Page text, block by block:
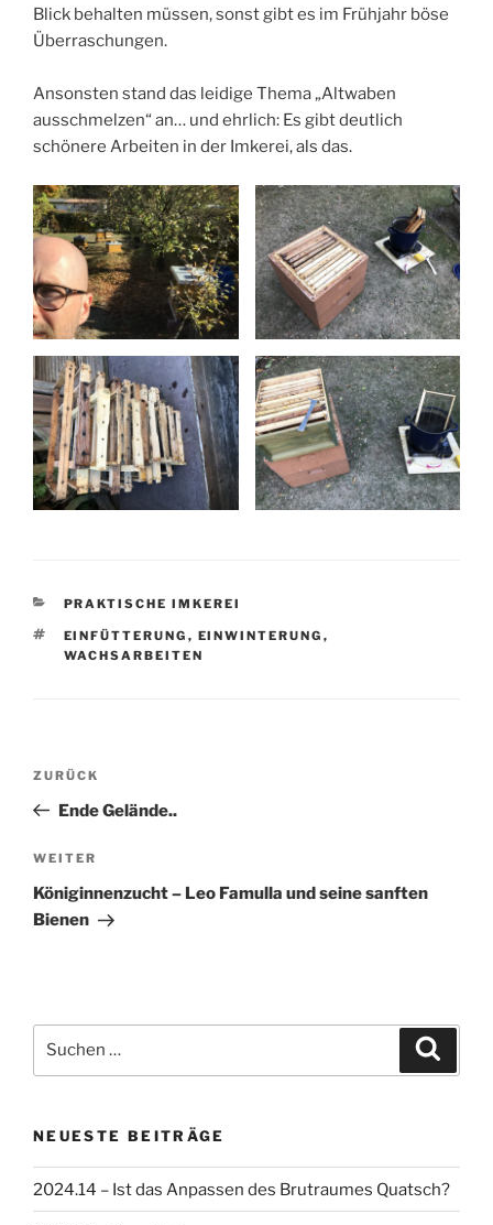
Blick behalten müssen, sonst gibt es im Frühjahr böse
Überraschungen.
Ansonsten stand das leidige Thema „Altwaben
ausschmelzen“ an… und ehrlich: Es gibt deutlich
schönere Arbeiten in der Imkerei, als das.
KATEGORIEN
PRAKTISCHE IMKEREI
SCHLAGWÖRTER
EINFÜTTERUNG , EINWINTERUNG ,
WACHSARBEITEN
Beitragsnavigation
Vorheriger
Beitrag
ZURÜCK
Ende Gelände..
Nächster
Beitrag
WEITER
Königinnenzucht – Leo Famulla und seine sanften
Bienen
nach:
NEUESTE BEITRÄGE
2024.14 – Ist das Anpassen des Brutraumes Quatsch?